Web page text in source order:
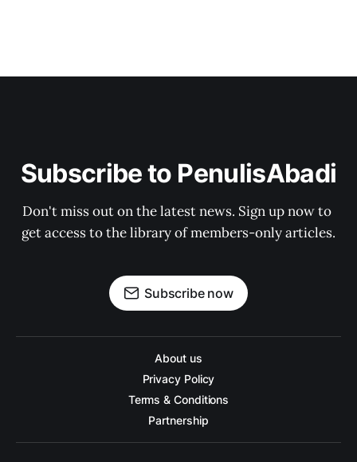
Subscribe to PenulisAbadi
Don't miss out on the latest news. Sign up now to
get access to the library of members-only articles.
Subscribe now
About us
Privacy Policy
Terms & Conditions
Partnership